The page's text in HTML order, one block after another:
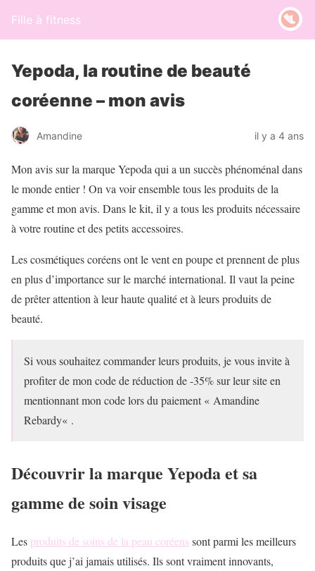
Fille à fitness
Yepoda, la routine de beauté
coréenne – mon avis
Amandine il y a 4 ans
Mon avis sur la marque Yepoda qui a un succès phénoménal dans
le monde entier ! On va voir ensemble tous les produits de la
gamme et mon avis. Dans le kit, il y a tous les produits nécessaire
à votre routine et des petits accessoires.
Les cosmétiques coréens ont le vent en poupe et prennent de plus
en plus d’importance sur le marché international. Il vaut la peine
de prêter attention à leur haute qualité et à leurs produits de
beauté.
Si vous souhaitez commander leurs produits, je vous invite à
profiter de mon code de réduction de -35% sur leur site en
mentionnant mon code lors du paiement « Amandine
Rebardy« .
Découvrir la marque Yepoda et sa
gamme de soin visage
Les produits de soins de la peau coréens sont parmi les meilleurs
produits que j’ai jamais utilisés. Ils sont vraiment innovants,